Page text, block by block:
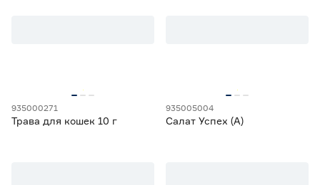
935000271
Трава для кошек 10 г
935005004
Салат Успех (А)